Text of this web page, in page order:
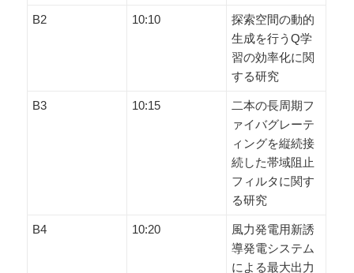
B2 10:10
探索空間の動的
生成を行うQ学
習の効率化に関
する研究
B3 10:15
二本の長周期フ
ァイバグレーテ
ィングを縦続接
続した帯域阻止
フィルタに関す
る研究
B4 10:20
風力発電用新誘
導発電システム
による最大出力